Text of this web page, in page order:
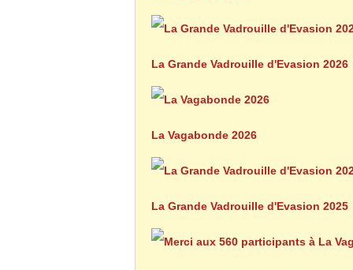
La Grande Vadrouille d'Evasion 2026
La Vagabonde 2026
La Grande Vadrouille d'Evasion 2025